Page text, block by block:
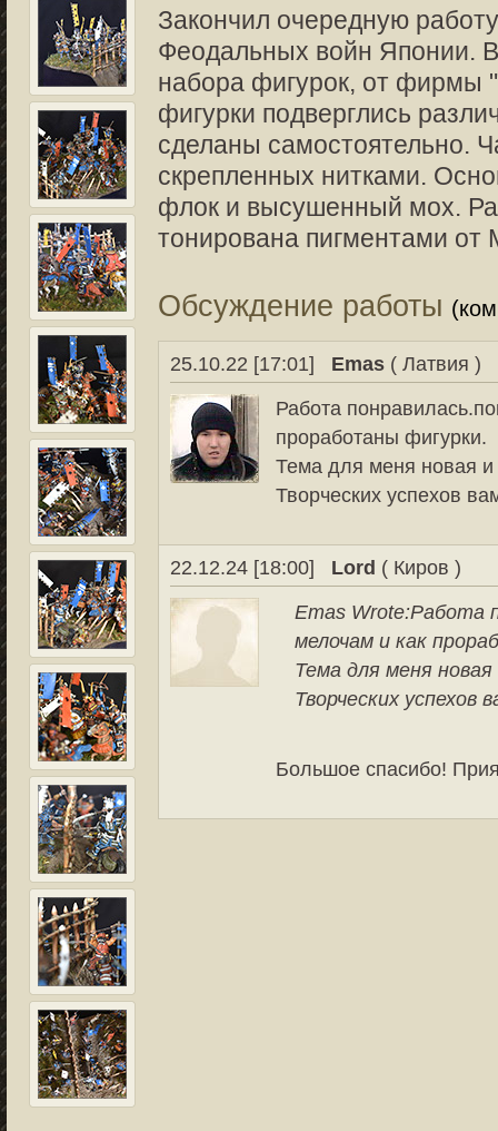
Закончил очередную
Феодальных войн Японии.
набора фигурок, от фирмы
фигурки подверглись
сделаны самостоятельно.
скрепленных нитками.
флок и высушенный мох.
тонирована пигментами
Обсуждение работы
25.10.22 [17:01] Emas ( Латвия )
Работа
проработаны фигурки.
Тема для меня новая и
Творческих успехов
22.12.24 [18:00] Lord ( Киров )
Emas Wrote:Работа
мелочам и как
Тема для меня
Творческих успехов
Большое спасибо!